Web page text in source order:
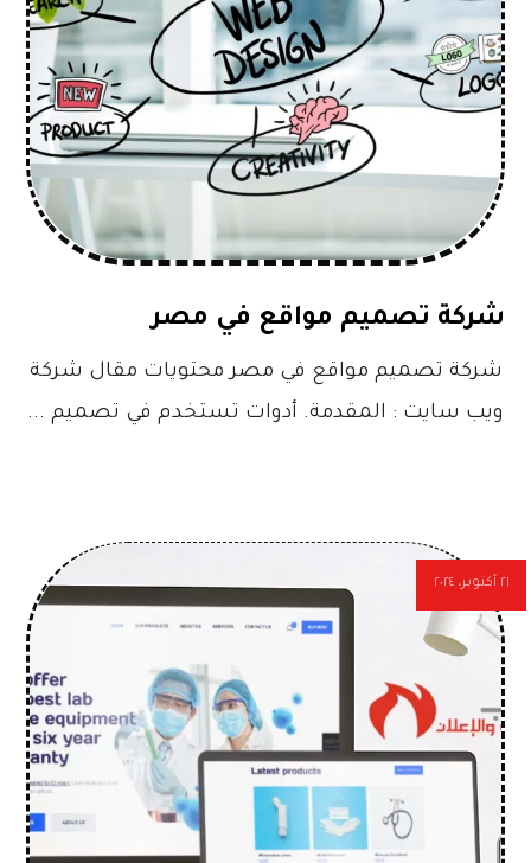
شركة تصميم مواقع في مصر
شركة تصميم مواقع في مصر محتويات مقال شركة
ويب سايت : المقدمة. أدوات تستخدم في تصميم ...
٢١ أكتوبر، ٢٠٢٤